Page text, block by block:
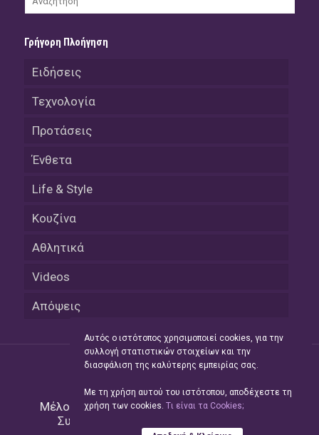
Γρήγορη Πλοήγηση
Ειδήσεις
Τεχνολογία
Προτάσεις
Ένθετα
Life & Style
Κουζίνα
Αθλητικά
Videos
Απόψεις
Μέλος του Δικτύου τηςHellas Press Media
Συντήρηση και Ανάπτυξη
Αυτός ο ιστότοπος χρησιμοποιεί cookies, για την
συλλογή στατιστικών στοιχείων και την
διασφάλιση της καλύτερης εμπειρίας σας.
Με τη χρήση αυτού του ιστότοπου, αποδέχεστε τη
χρήση των cookies. Tι είναι τα Cookies;